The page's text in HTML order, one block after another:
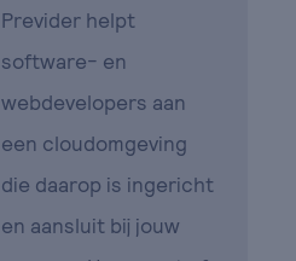
Previder helpt
software- en
webdevelopers aan
een cloudomgeving
die daarop is ingericht
en aansluit bij jouw